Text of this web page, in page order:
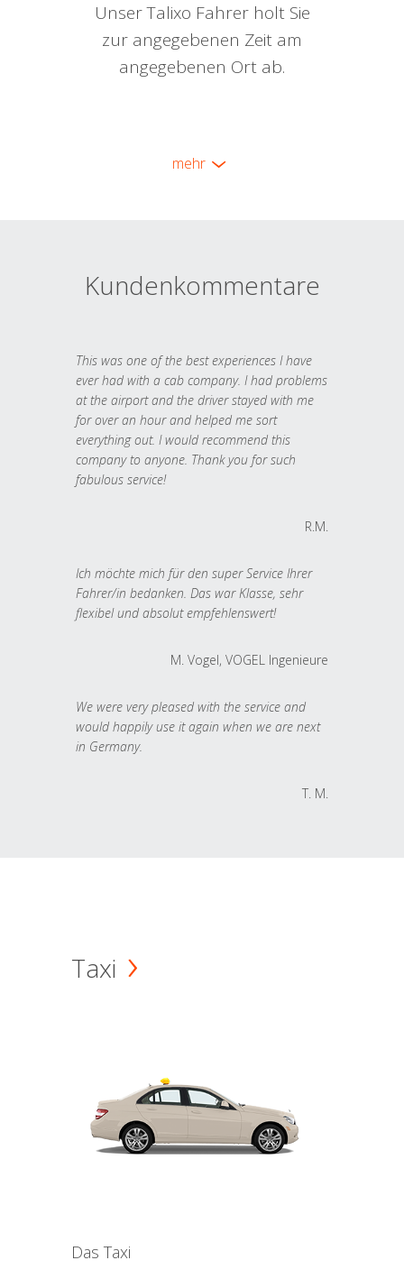
Unser Talixo Fahrer holt Sie
zur angegebenen Zeit am
angegebenen Ort ab.
mehr
Kundenkommentare
This was one of the best experiences I have
ever had with a cab company. I had problems
at the airport and the driver stayed with me
for over an hour and helped me sort
everything out. I would recommend this
company to anyone. Thank you for such
fabulous service!
R.M.
Ich möchte mich für den super Service Ihrer
Fahrer/in bedanken. Das war Klasse, sehr
flexibel und absolut empfehlenswert!
M. Vogel, VOGEL Ingenieure
We were very pleased with the service and
would happily use it again when we are next
in Germany.
T. M.
Taxi
Das Taxi